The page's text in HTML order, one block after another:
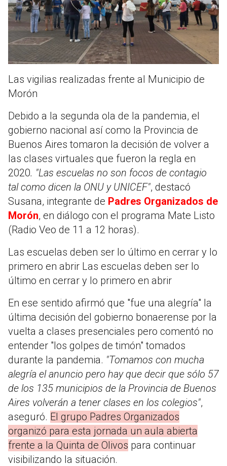
Las vigilias realizadas frente al Municipio de
Morón
Debido a la segunda ola de la pandemia, el
gobierno nacional así como la Provincia de
Buenos Aires tomaron la decisión de volver a
las clases virtuales que fueron la regla en
2020. "Las escuelas no son focos de contagio
tal como dicen la ONU y UNICEF", destacó
Susana, integrante de Padres Organizados de
Morón, en diálogo con el programa Mate Listo
(Radio Veo de 11 a 12 horas).
Las escuelas deben ser lo último en cerrar y lo
primero en abrir Las escuelas deben ser lo
último en cerrar y lo primero en abrir
En ese sentido afirmó que "fue una alegría" la
última decisión del gobierno bonaerense por la
vuelta a clases presenciales pero comentó no
entender "los golpes de timón" tomados
durante la pandemia. "Tomamos con mucha
alegría el anuncio pero hay que decir que sólo 57
de los 135 municipios de la Provincia de Buenos
Aires volverán a tener clases en los colegios",
aseguró. El grupo Padres Organizados
organizó para esta jornada un aula abierta
frente a la Quinta de Olivos para continuar
visibilizando la situación.